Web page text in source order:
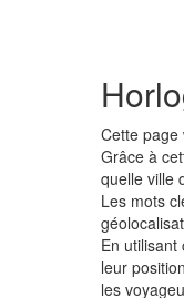
Cette page
Grâce à
quelle ville
Les mots
En
leur
les